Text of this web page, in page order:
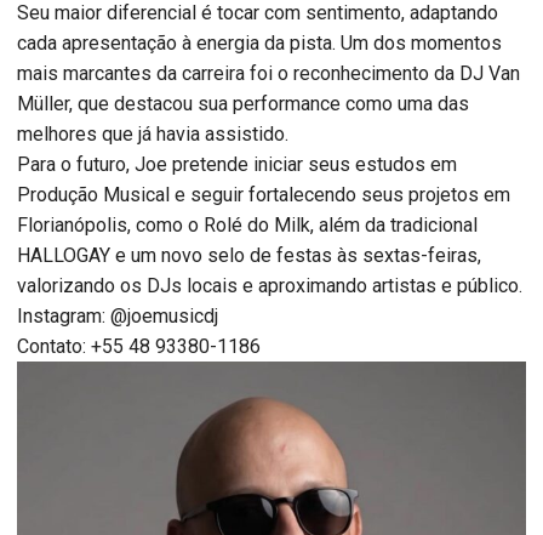
Seu maior diferencial é tocar com sentimento, adaptando
cada apresentação à energia da pista. Um dos momentos
mais marcantes da carreira foi o reconhecimento da DJ Van
Müller, que destacou sua performance como uma das
melhores que já havia assistido.
Para o futuro, Joe pretende iniciar seus estudos em
Produção Musical e seguir fortalecendo seus projetos em
Florianópolis, como o Rolé do Milk, além da tradicional
HALLOGAY e um novo selo de festas às sextas-feiras,
valorizando os DJs locais e aproximando artistas e público.
Instagram: @joemusicdj
Contato: +55 48 93380-1186